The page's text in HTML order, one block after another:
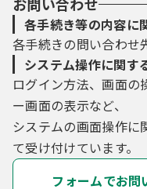
お問い合わせ
各手続き等の内容に
各手続きの問い合わせ
システム操作に関す
ログイン方法、画面の
ー画面の表示など、
システムの画面操作に
て受け付けています。
フォームでお問